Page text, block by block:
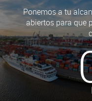
Ponemos a tu
abiertos para que